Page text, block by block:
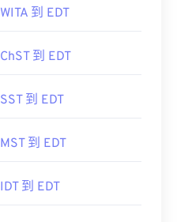
WITA 到 EDT
ChST 到 EDT
SST 到 EDT
MST 到 EDT
IDT 到 EDT